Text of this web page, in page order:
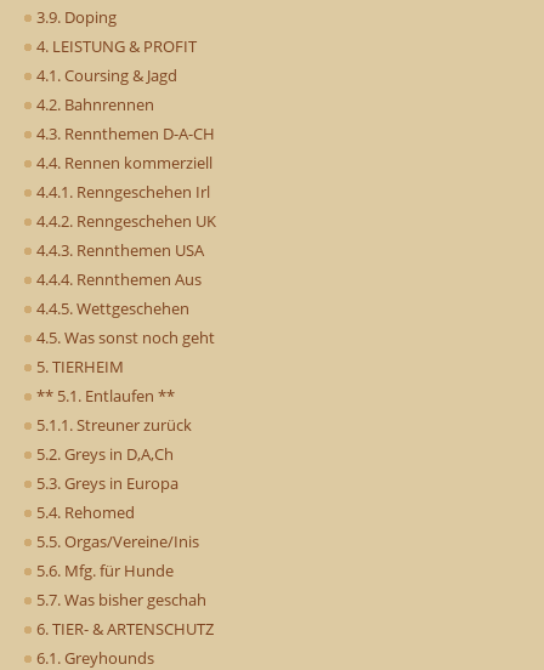
3.9. Doping
4. LEISTUNG & PROFIT
4.1. Coursing & Jagd
4.2. Bahnrennen
4.3. Rennthemen D-A-CH
4.4. Rennen kommerziell
4.4.1. Renngeschehen Irl
4.4.2. Renngeschehen UK
4.4.3. Rennthemen USA
4.4.4. Rennthemen Aus
4.4.5. Wettgeschehen
4.5. Was sonst noch geht
5. TIERHEIM
** 5.1. Entlaufen **
5.1.1. Streuner zurück
5.2. Greys in D,A,Ch
5.3. Greys in Europa
5.4. Rehomed
5.5. Orgas/Vereine/Inis
5.6. Mfg. für Hunde
5.7. Was bisher geschah
6. TIER- & ARTENSCHUTZ
6.1. Greyhounds